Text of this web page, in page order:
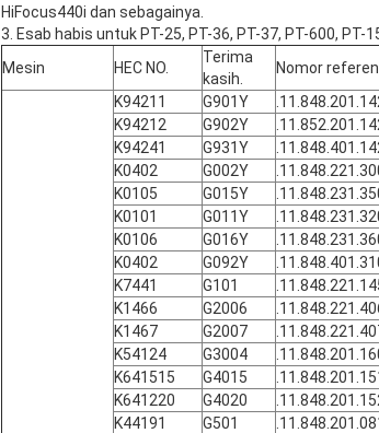
HiFocus440i dan sebagainya.
3. Esab habis untuk PT-25, PT-36, PT-37, PT-600, PT-
Mesin
HEC NO.
Terima
kasih.
Nomor
K94211 G901Y
K94212
G902Y
K94241
G931Y
K0402
G002Y
K0105
G015Y
K0101
G011Y
K0106
G016Y
K0402
G092Y
K7441
G101
K1466
G2006
K1467
G2007
K54124
G3004
K641515
G4015
K641220
G4020
K44191
G501